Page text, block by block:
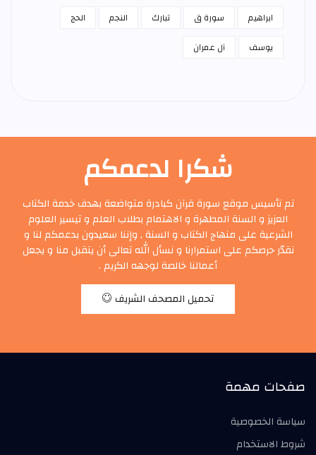
ابراهيم
سورة ق تبارك النجم
الحج
يوسف
آل عمران
شكرا لدعمكم
تم تأسيس موقع سورة قرآن كبادرة متواضعة بهدف خدمة الكتاب
العزيز و السنة المطهرة و الاهتمام بطلاب العلم و تيسير العلوم
الشرعية على منهاج الكتاب و السنة , وإننا سعيدون بدعمكم لنا و
نقدّر حرصكم على استمرارنا و نسأل الله تعالى أن يتقبل منا و يجعل
أعمالنا خالصة لوجهه الكريم .
تحميل المصحف الشريف
صفحات مهمة
سياسة الخصوصية
شروط الاستخدام